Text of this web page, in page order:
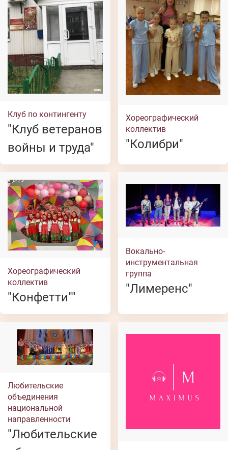
Клуб по контингенту
"Клуб ветеранов
войны и труда"
Хореографический
коллектив
"Колибри"
Хореографический
коллектив
"Конфетти""
Вокально-
инструментальная
группа
"Лимеренс"
Любительские
объединения
национальной
направленности
"Любительские